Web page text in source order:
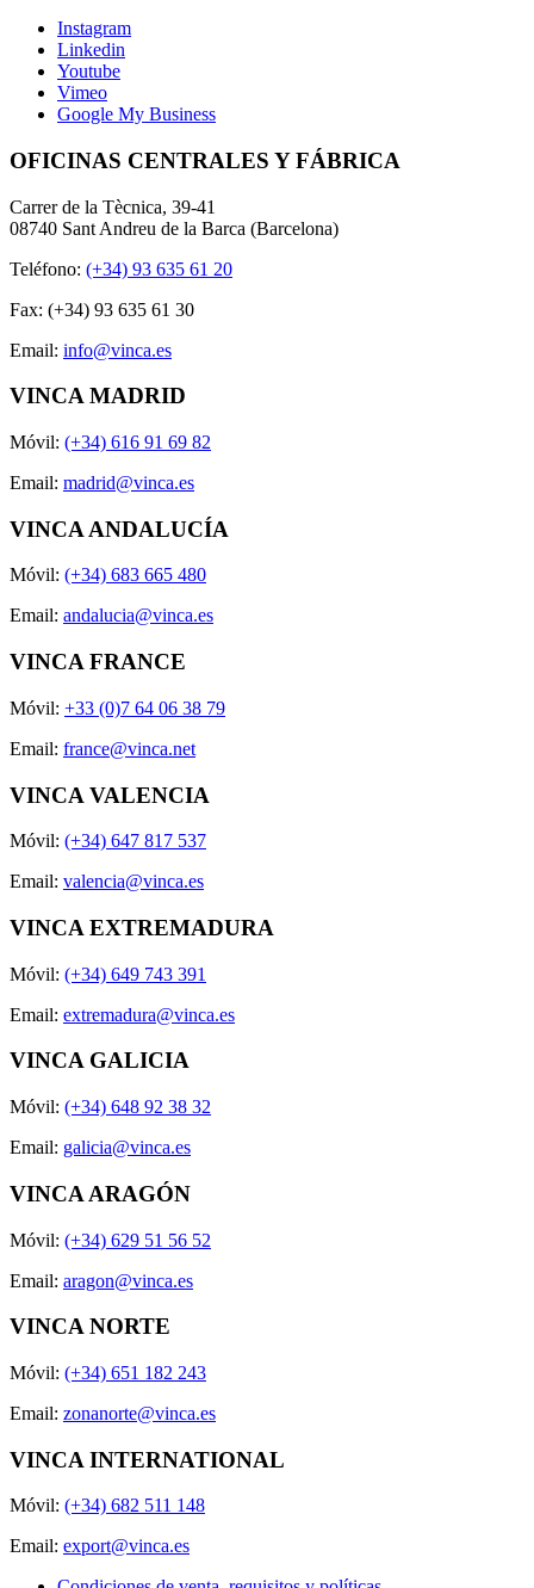
Instagram
Linkedin
Youtube
Vimeo
Google My Business
OFICINAS CENTRALES Y FÁBRICA
Carrer de la Tècnica, 39-41
08740 Sant Andreu de la Barca (Barcelona)
Teléfono: (+34) 93 635 61 20
Fax: (+34) 93 635 61 30
Email: info@vinca.es
VINCA MADRID
Móvil: (+34) 616 91 69 82
Email: madrid@vinca.es
VINCA ANDALUCÍA
Móvil: (+34) 683 665 480
Email: andalucia@vinca.es
VINCA FRANCE
Móvil: +33 (0)7 64 06 38 79
Email: france@vinca.net
VINCA VALENCIA
Móvil: (+34) 647 817 537
Email: valencia@vinca.es
VINCA EXTREMADURA
Móvil: (+34) 649 743 391
Email: extremadura@vinca.es
VINCA GALICIA
Móvil: (+34) 648 92 38 32
Email: galicia@vinca.es
VINCA ARAGÓN
Móvil: (+34) 629 51 56 52
Email: aragon@vinca.es
VINCA NORTE
Móvil: (+34) 651 182 243
Email: zonanorte@vinca.es
VINCA INTERNATIONAL
Móvil: (+34) 682 511 148
Email: export@vinca.es